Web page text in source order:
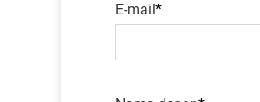
E-mail